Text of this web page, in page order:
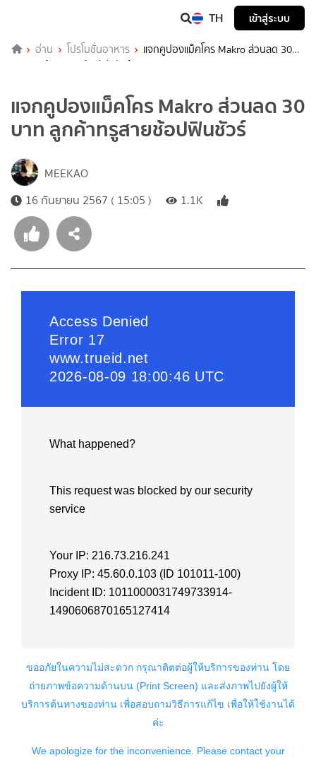
TH เข้าสู่ระบบ
อ่าน โปรโมชั่นอาหาร
แจกคูปองแม็คโคร Makro ส่วนลด 30
บาท ลูกค้าทรูสายช้อปฟินชัวร์
แจกคูปองแม็คโคร Makro ส่วนลด 30
บาท ลูกค้าทรูสายช้อปฟินชัวร์
MEEKAO
16 กันยายน 2567 ( 15:05 )
1.1K